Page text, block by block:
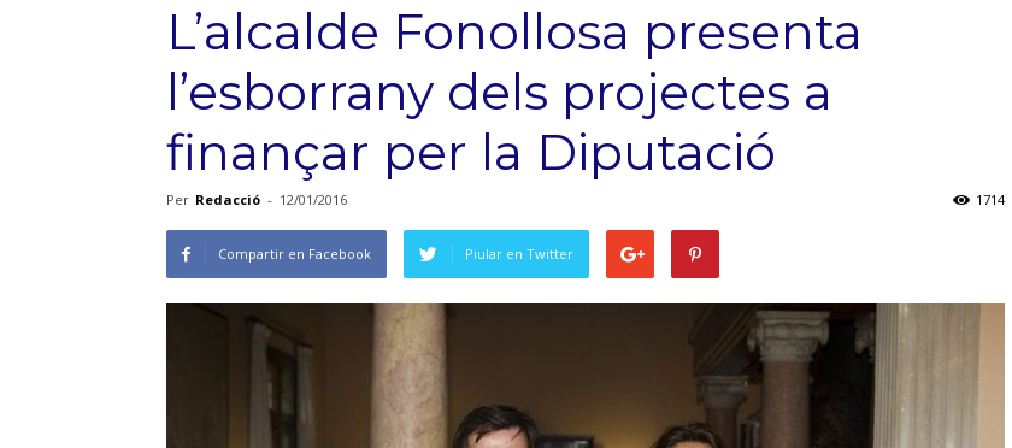
L’alcalde Fonollosa presenta
l’esborrany dels projectes a
finançar per la Diputació
Per Redacció - 12/01/2016 1714
Compartir en Facebook Piular en Twitter